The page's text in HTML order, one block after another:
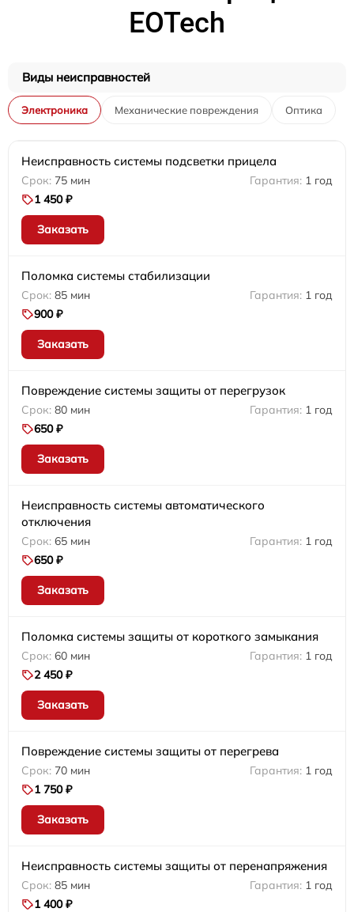
EOTech
Виды неисправностей
Электроника Механические повреждения Оптика
Неисправность системы подсветки прицела
75 мин
1 год
1 450 ₽
Заказать
Поломка системы стабилизации
85 мин
1 год
900 ₽
Заказать
Повреждение системы защиты от перегрузок
80 мин
1 год
650 ₽
Заказать
Неисправность системы автоматического
отключения
65 мин
1 год
650 ₽
Заказать
Поломка системы защиты от короткого замыкания
60 мин
1 год
2 450 ₽
Заказать
Повреждение системы защиты от перегрева
70 мин
1 год
1 750 ₽
Заказать
Неисправность системы защиты от перенапряжения
85 мин
1 год
1 400 ₽